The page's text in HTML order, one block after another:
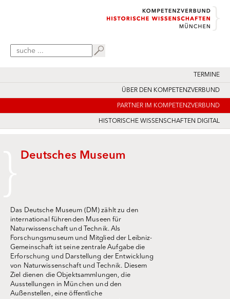
TERMINE
ÜBER DEN KOMPETENZVERBUND
PARTNER IM KOMPETENZVERBUND
HISTORISCHE WISSENSCHAFTEN DIGITAL
Deutsches Museum
Das Deutsche Museum (DM) zählt zu den
international führenden Museen für
Naturwissenschaft und Technik. Als
Forschungsmuseum und Mitglied der Leibniz-
Gemeinschaft ist seine zentrale Aufgabe die
Erforschung und Darstellung der Entwicklung
von Naturwissenschaft und Technik. Diesem
Ziel dienen die Objektsammlungen, die
Ausstellungen in München und den
Außenstellen, eine öffentliche